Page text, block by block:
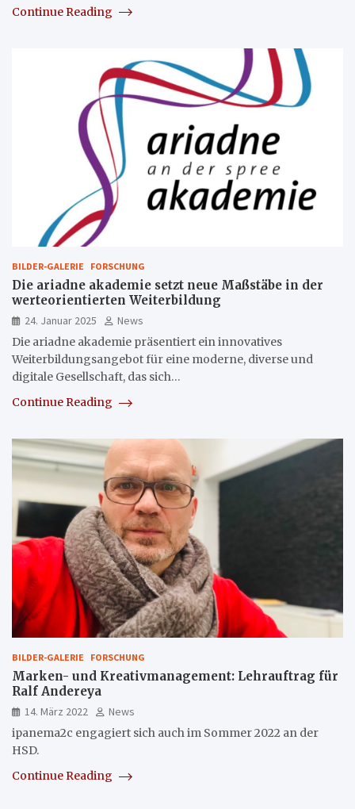
Continue Reading
BILDER-GALERIE FORSCHUNG
Die ariadne akademie setzt neue Maßstäbe in der
werteorientierten Weiterbildung
24. Januar 2025
News
Die ariadne akademie präsentiert ein innovatives
Weiterbildungsangebot für eine moderne, diverse und
digitale Gesellschaft, das sich…
Continue Reading
BILDER-GALERIE FORSCHUNG
Marken- und Kreativmanagement: Lehrauftrag für
Ralf Andereya
14. März 2022
News
ipanema2c engagiert sich auch im Sommer 2022 an der
HSD.
Continue Reading